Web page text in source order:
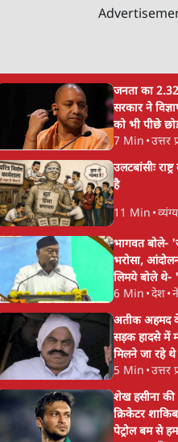
आया
जनता का 2.32
सरकार ने
को भी पीछे
7 Min •उत्तर
उलटबांसीः
है
11 Min •
भागवत बोले-
भरोसा,
लिमये बोले थे-
6 Min •देश•
अतीक अहमद
सड़क हादसे में
मिलने जा रहे थे
5 Min •उत्तर
शेख हसीना की
क्रिकेटर
पेट्रोल बम से